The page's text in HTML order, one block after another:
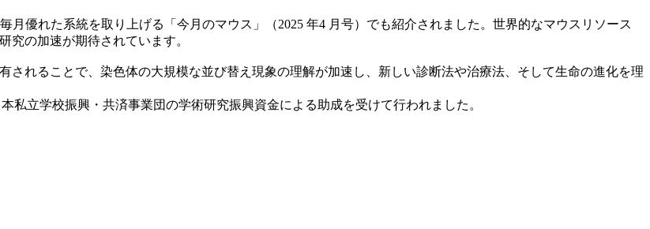
月優れた系統を取り上げる「今月のマウス」（2025 年4 月号）でも紹介されました。世界的なマウスリソース
究の加速が期待されています。
れることで、染色体の大規模な並び替え現象の理解が加速し、新しい診断法や治療法、そして生命の進化を理
私立学校振興・共済事業団の学術研究振興資金による助成を受けて行われました。